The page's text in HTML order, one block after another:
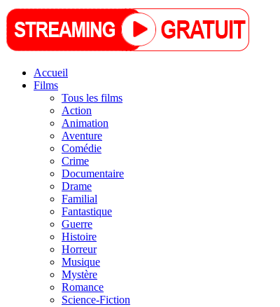
Accueil
Films
Tous les films
Action
Animation
Aventure
Comédie
Crime
Documentaire
Drame
Familial
Fantastique
Guerre
Histoire
Horreur
Musique
Mystère
Romance
Science-Fiction